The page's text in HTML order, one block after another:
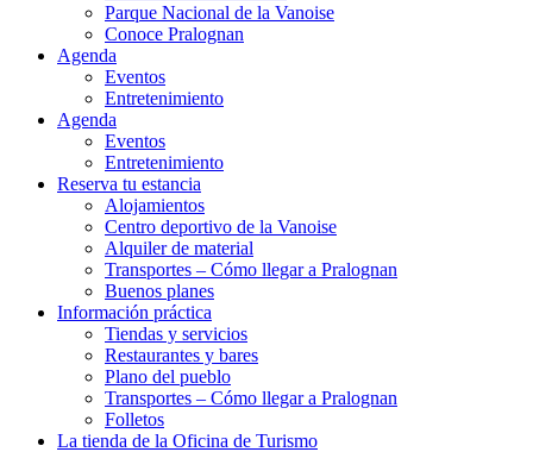
Parque Nacional de la Vanoise
Conoce Pralognan
Agenda
Eventos
Entretenimiento
Agenda
Eventos
Entretenimiento
Reserva tu estancia
Alojamientos
Centro deportivo de la Vanoise
Alquiler de material
Transportes – Cómo llegar a Pralognan
Buenos planes
Información práctica
Tiendas y servicios
Restaurantes y bares
Plano del pueblo
Transportes – Cómo llegar a Pralognan
Folletos
La tienda de la Oficina de Turismo